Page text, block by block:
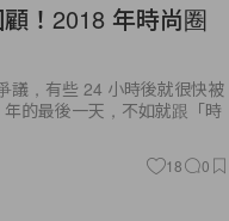
！2018 年時尚圈
議，有些 24 小時後就很快被
的最後一天，不如就跟「時
18 0